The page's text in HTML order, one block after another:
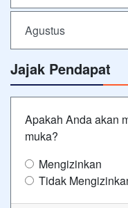
Agustus
Jajak Pendapat
Apakah Anda akan
muka?
Mengizinkan
Tidak